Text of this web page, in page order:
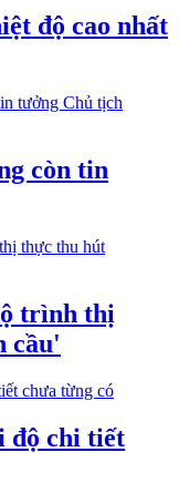
độ cao nhất
còn tin
trình thị
cầu'
độ chi tiết